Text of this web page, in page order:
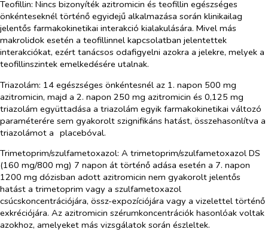
Teofillin: Nincs bizonyíték azitromicin és teofillin egészséges
önkénteseknél történő egyidejű alkalmazása során klinikailag
jelentős farmakokinetikai interakció kialakulására. Mivel más
makrolidok esetén a teofillinnel kapcsolatban jelentettek
interakciókat, ezért tanácsos odafigyelni azokra a jelekre, melyek a
teofillinszintek emelkedésére utalnak.
Triazolám: 14 egészséges önkéntesnél az 1. napon 500 mg
azitromicin, majd a 2. napon 250 mg azitromicin és 0,125 mg
triazolám együttadása a triazolám egyik farmakokinetikai változó
paraméterére sem gyakorolt szignifikáns hatást, összehasonlítva a
triazolámot a placebóval.
Trimetoprim/szulfametoxazol: A trimetoprim/szulfametoxazol DS
(160 mg/800 mg) 7 napon át történő adása esetén a 7. napon
1200 mg dózisban adott azitromicin nem gyakorolt jelentős
hatást a trimetoprim vagy a szulfametoxazol
csúcskoncentrációjára, össz-expozíciójára vagy a vizelettel történő
exkréciójára. Az azitromicin szérumkoncentrációk hasonlóak voltak
azokhoz, amelyeket más vizsgálatok során észleltek.